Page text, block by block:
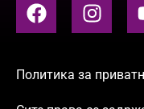
Политика за